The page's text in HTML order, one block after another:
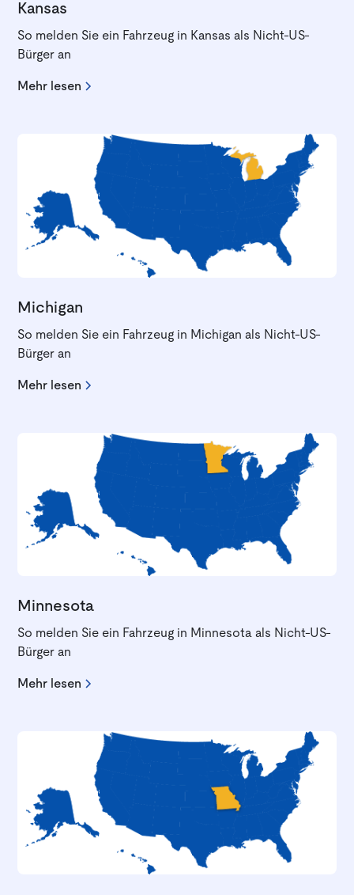
Kansas
So melden Sie ein Fahrzeug in Kansas als Nicht-US-
Bürger an
Mehr lesen
Michigan
So melden Sie ein Fahrzeug in Michigan als Nicht-US-
Bürger an
Mehr lesen
Minnesota
So melden Sie ein Fahrzeug in Minnesota als Nicht-US-
Bürger an
Mehr lesen